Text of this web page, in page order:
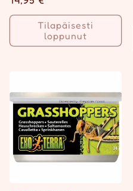
Tilapäisesti
loppunut